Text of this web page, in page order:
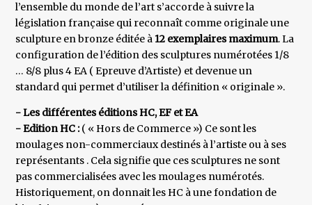
l’ensemble du monde de l’art s’accorde à suivre la
législation française qui reconnaît comme originale une
sculpture en bronze éditée à12 exemplaires maximum. La
configuration de l’édition des sculptures numérotées 1/8
… 8/8 plus 4 EA ( Epreuve d’Artiste) et devenue un
standard qui permet d’utiliser la définition « originale ».
- Les différentes éditions HC, EF et EA
- Edition HC :( « Hors de Commerce ») Ce sont les
moulages non-commerciaux destinés à l’artiste ou à ses
représentants . Cela signifie que ces sculptures ne sont
pas commercialisées avec les moulages numérotés.
Historiquement, on donnait les HC à une fondation de